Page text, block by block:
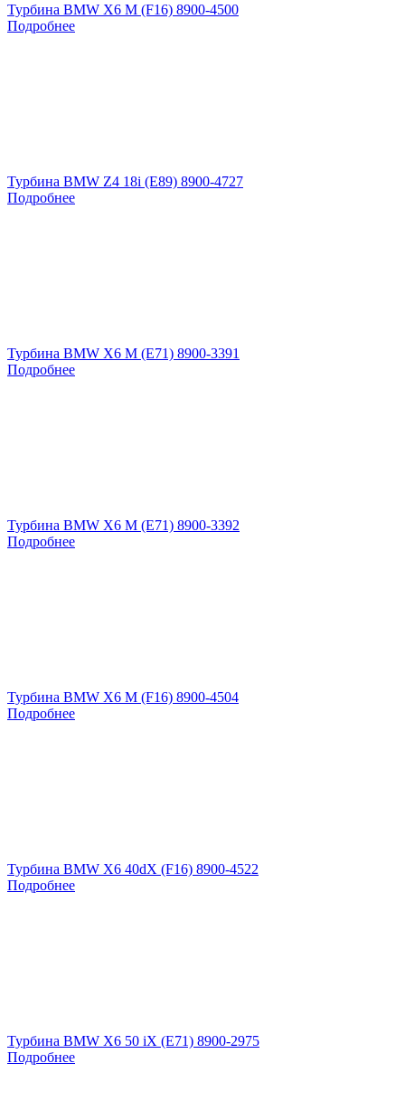
Турбина BMW X6 M (F16) 8900-4500
Подробнее
Турбина BMW Z4 18i (E89) 8900-4727
Подробнее
Турбина BMW X6 M (E71) 8900-3391
Подробнее
Турбина BMW X6 M (E71) 8900-3392
Подробнее
Турбина BMW X6 M (F16) 8900-4504
Подробнее
Турбина BMW X6 40dX (F16) 8900-4522
Подробнее
Турбина BMW X6 50 iX (E71) 8900-2975
Подробнее